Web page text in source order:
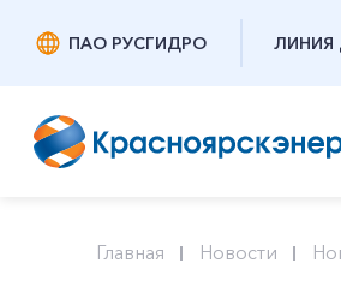
ПАО РУСГИДРО ЛИНИЯ
Главная Новости